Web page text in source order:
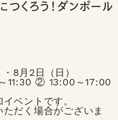
くろう！ダンボール
8月2日（日）
11:30 ② 13:00～17:00
ベントです。
だく場合がございま